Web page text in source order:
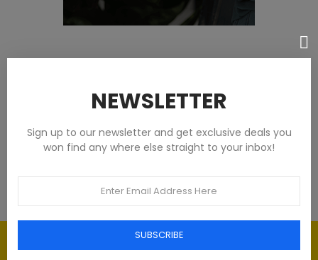
Tommy Hilfiger Chemises - Homme -
€93.00
Élégance intemporelle : l'art du
NEWSLETTER
Sign up to our newsletter and get exclusive deals you
won find any where else straight to your inbox!
SUBSCRIBE